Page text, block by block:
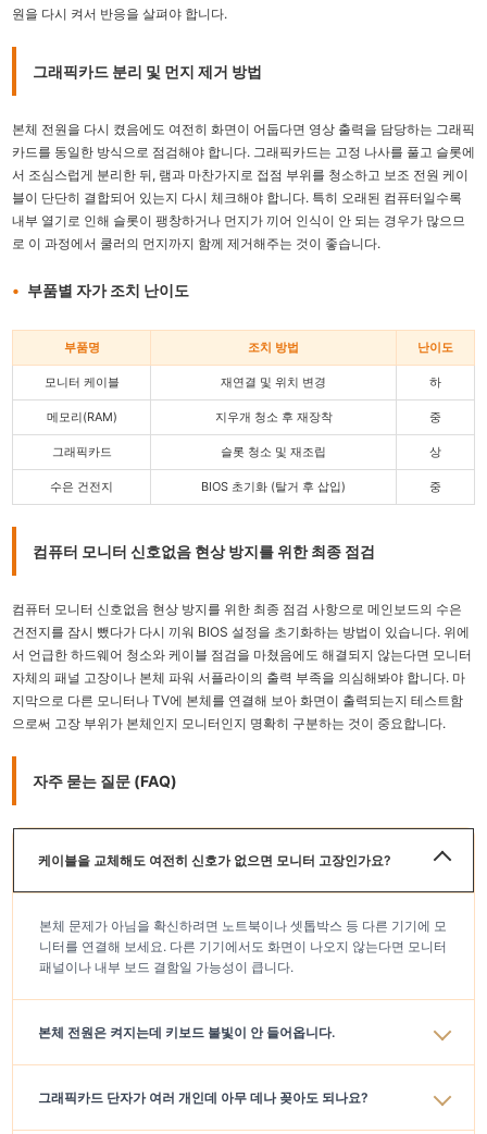
원을 다시 켜서 반응을 살펴야 합니다.
그래픽카드 분리 및 먼지 제거 방법
본체 전원을 다시 켰음에도 여전히 화면이 어둡다면 영상 출력을 담당하는 그래픽
카드를 동일한 방식으로 점검해야 합니다. 그래픽카드는 고정 나사를 풀고 슬롯에
서 조심스럽게 분리한 뒤, 램과 마찬가지로 접점 부위를 청소하고 보조 전원 케이
블이 단단히 결합되어 있는지 다시 체크해야 합니다. 특히 오래된 컴퓨터일수록
내부 열기로 인해 슬롯이 팽창하거나 먼지가 끼어 인식이 안 되는 경우가 많으므
로 이 과정에서 쿨러의 먼지까지 함께 제거해주는 것이 좋습니다.
부품별 자가 조치 난이도
부품명 조치 방법 난이도
모니터 케이블 재연결 및 위치 변경 하
메모리(RAM) 지우개 청소 후 재장착 중
그래픽카드 슬롯 청소 및 재조립 상
수은 건전지 BIOS 초기화 (탈거 후 삽입) 중
컴퓨터 모니터 신호없음 현상 방지를 위한 최종 점검
컴퓨터 모니터 신호없음 현상 방지를 위한 최종 점검 사항으로 메인보드의 수은
건전지를 잠시 뺐다가 다시 끼워 BIOS 설정을 초기화하는 방법이 있습니다. 위에
서 언급한 하드웨어 청소와 케이블 점검을 마쳤음에도 해결되지 않는다면 모니터
자체의 패널 고장이나 본체 파워 서플라이의 출력 부족을 의심해봐야 합니다. 마
지막으로 다른 모니터나 TV에 본체를 연결해 보아 화면이 출력되는지 테스트함
으로써 고장 부위가 본체인지 모니터인지 명확히 구분하는 것이 중요합니다.
자주 묻는 질문 (FAQ)
케이블을 교체해도 여전히 신호가 없으면 모니터 고장인가요?
본체 문제가 아님을 확신하려면 노트북이나 셋톱박스 등 다른 기기에 모
니터를 연결해 보세요. 다른 기기에서도 화면이 나오지 않는다면 모니터
패널이나 내부 보드 결함일 가능성이 큽니다.
본체 전원은 켜지는데 키보드 불빛이 안 들어옵니다.
그래픽카드 단자가 여러 개인데 아무 데나 꽂아도 되나요?